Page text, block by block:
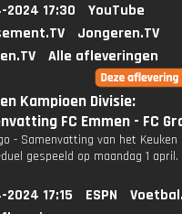
2024 17:30
YouTube
Jongeren.TV
Alle afleveringen
Kampioen Divisie:
FC Emmen - FC
- Samenvatting van het Keuken
gespeeld op maandag 1 april.
2024 17:15 ESPN